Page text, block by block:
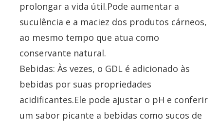
prolongar a vida útil.Pode aumentar a
suculência e a maciez dos produtos cárneos,
ao mesmo tempo que atua como
conservante natural.
Bebidas: Às vezes, o GDL é adicionado às
bebidas por suas propriedades
acidificantes.Ele pode ajustar o pH e conferir
um sabor picante a bebidas como sucos de